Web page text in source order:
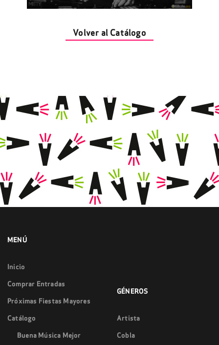
Volver al Catálogo
MENÚ
Inicio
Comprar Entradas
Próximas Fiestas Mayores
Catálogo
Buena Música Mejor
GÉNEROS
Artista
Cobla